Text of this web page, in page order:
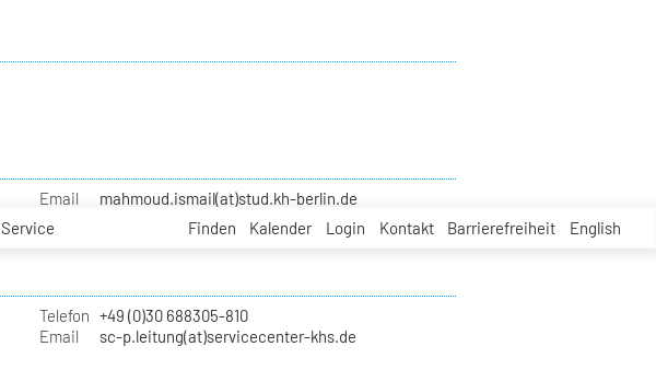
Service Finden Kalender Login Kontakt Barrierefreiheit English
Email mahmoud.ismail(at)stud.kh-berlin.de
Telefon +49 (0)30 688305-810
Email
sc-p.leitung(at)servicecenter-khs.de